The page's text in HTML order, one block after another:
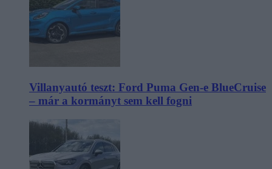
Villanyautó teszt: Ford Puma Gen-e BlueCruise
– már a kormányt sem kell fogni